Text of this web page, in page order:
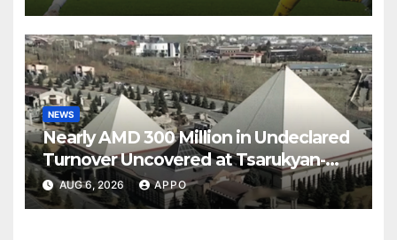
NEWS
Nearly AMD 300 Million in Undeclared
Turnover Uncovered at Tsarukyan-
Owned Entertainment Center
AUG 6, 2026 APPO